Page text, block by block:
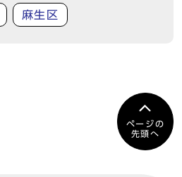
麻生区
ページの
先頭へ